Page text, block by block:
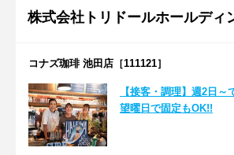
株式会社トリドールホールディ
コナズ珈琲 池田店［111121］
【接客・調理】週2日
望曜日で固定もOK!!